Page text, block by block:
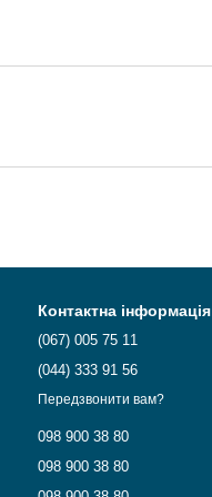
Контактна інформація
(067) 005 75 11
(044) 333 91 56
Передзвонити вам?
098 900 38 80
098 900 38 80